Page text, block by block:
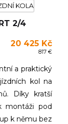
2/4
20 425 Kč
817 €
a praktický
kol na
Díky kratší
montáži pod
k němu bez